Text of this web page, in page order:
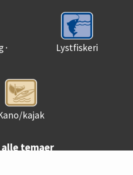
·
Lystfiskeri
kajak
alle temaer